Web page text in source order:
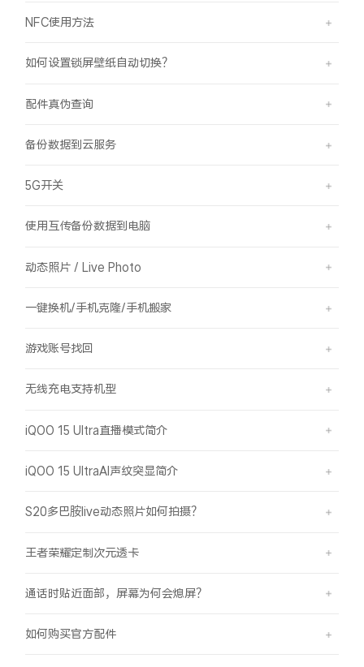
NFC使用方法
如何设置锁屏壁纸自动切换？
配件真伪查询
备份数据到云服务
5G开关
使用互传备份数据到电脑
动态照片 / Live Photo
一键换机/手机克隆/手机搬家
游戏账号找回
无线充电支持机型
iQOO 15 Ultra直播模式简介
iQOO 15 UltraAI声纹突显简介
S20多巴胺live动态照片如何拍摄？
王者荣耀定制次元透卡
通话时贴近面部，屏幕为何会熄屏？
如何购买官方配件